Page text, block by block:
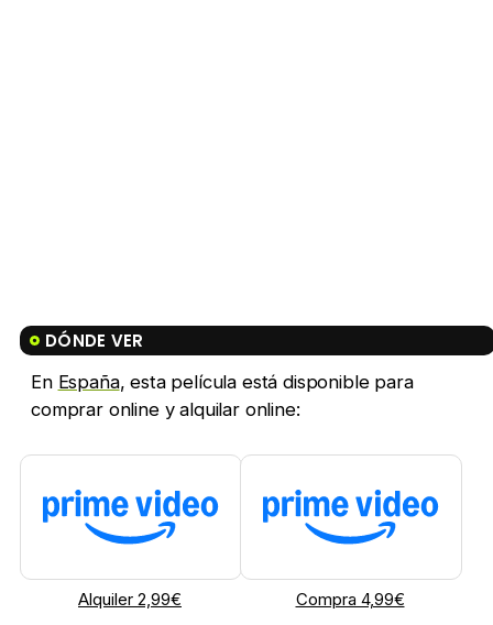
DÓNDE VER
En España, esta película está disponible para
comprar online y alquilar online:
Alquiler 2,99€ Compra 4,99€